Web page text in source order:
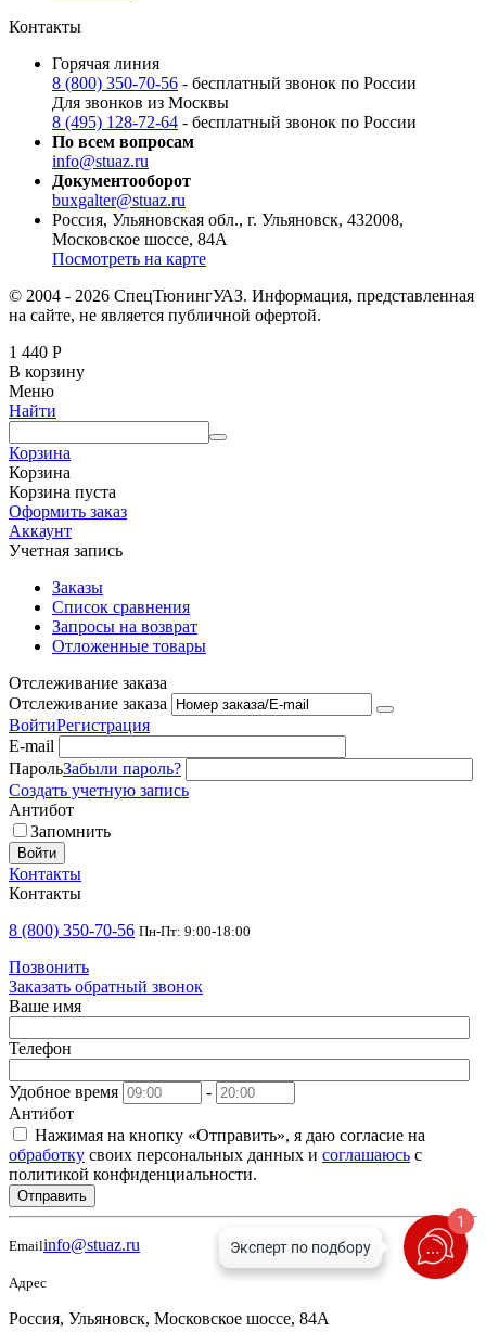
Контакты
Горячая линия
8 (800) 350-70-56 - бесплатный звонок по России
Для звонков из Москвы
8 (495) 128-72-64 - бесплатный звонок по России
По всем вопросам
info@stuaz.ru
Документооборот
buxgalter@stuaz.ru
Россия, Ульяновская обл., г. Ульяновск, 432008,
Московское шоссе, 84А
Посмотреть на карте
© 2004 - 2026 СпецТюнингУАЗ. Информация, представленная
на сайте, не является публичной офертой.
1 440 Р
В корзину
Меню
Найти
Корзина
Корзина
Корзина пуста
Оформить заказ
Аккаунт
Учетная запись
Заказы
Список сравнения
Запросы на возврат
Отложенные товары
Отслеживание заказа
Отслеживание заказа
ВойтиРегистрация
E-mail
ПарольЗабыли пароль?
Создать учетную запись
Антибот
Запомнить
Войти
Контакты
Контакты
8 (800) 350-70-56 Пн-Пт: 9:00-18:00
Позвонить
Заказать обратный звонок
Ваше имя
Телефон
Удобное время
-
Антибот
Нажимая на кнопку «Отправить», я даю согласие на
обработку своих персональных данных и соглашаюсь с
политикой конфиденциальности.
Отправить
Emailinfo@stuaz.ru
Адрес
Россия, Ульяновск, Московское шоссе, 84А
1